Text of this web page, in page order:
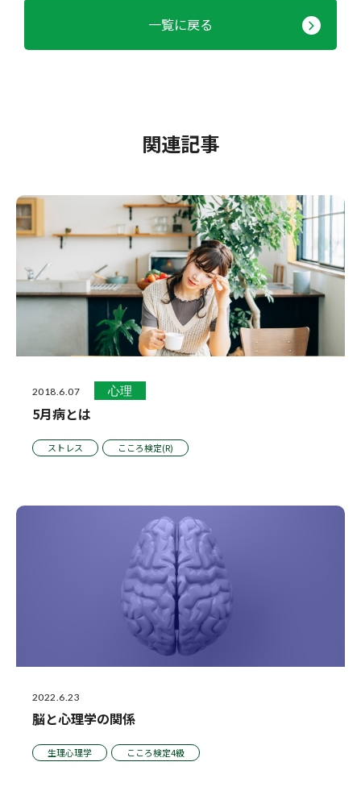
一覧に戻る
関連記事
2018.6.07 心理
5月病とは
ストレス こころ検定(R)
2022.6.23
脳と心理学の関係
生理心理学 こころ検定4級